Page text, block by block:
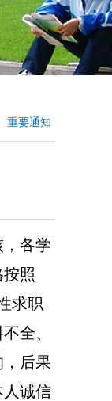
重要通知
， 各学
按照
求职
全、
后果
诚信